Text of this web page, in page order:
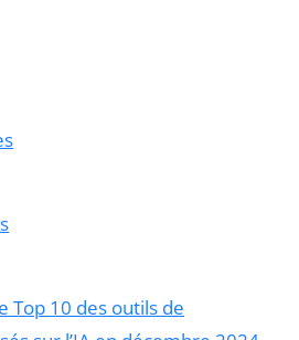
Top 10 des outils de